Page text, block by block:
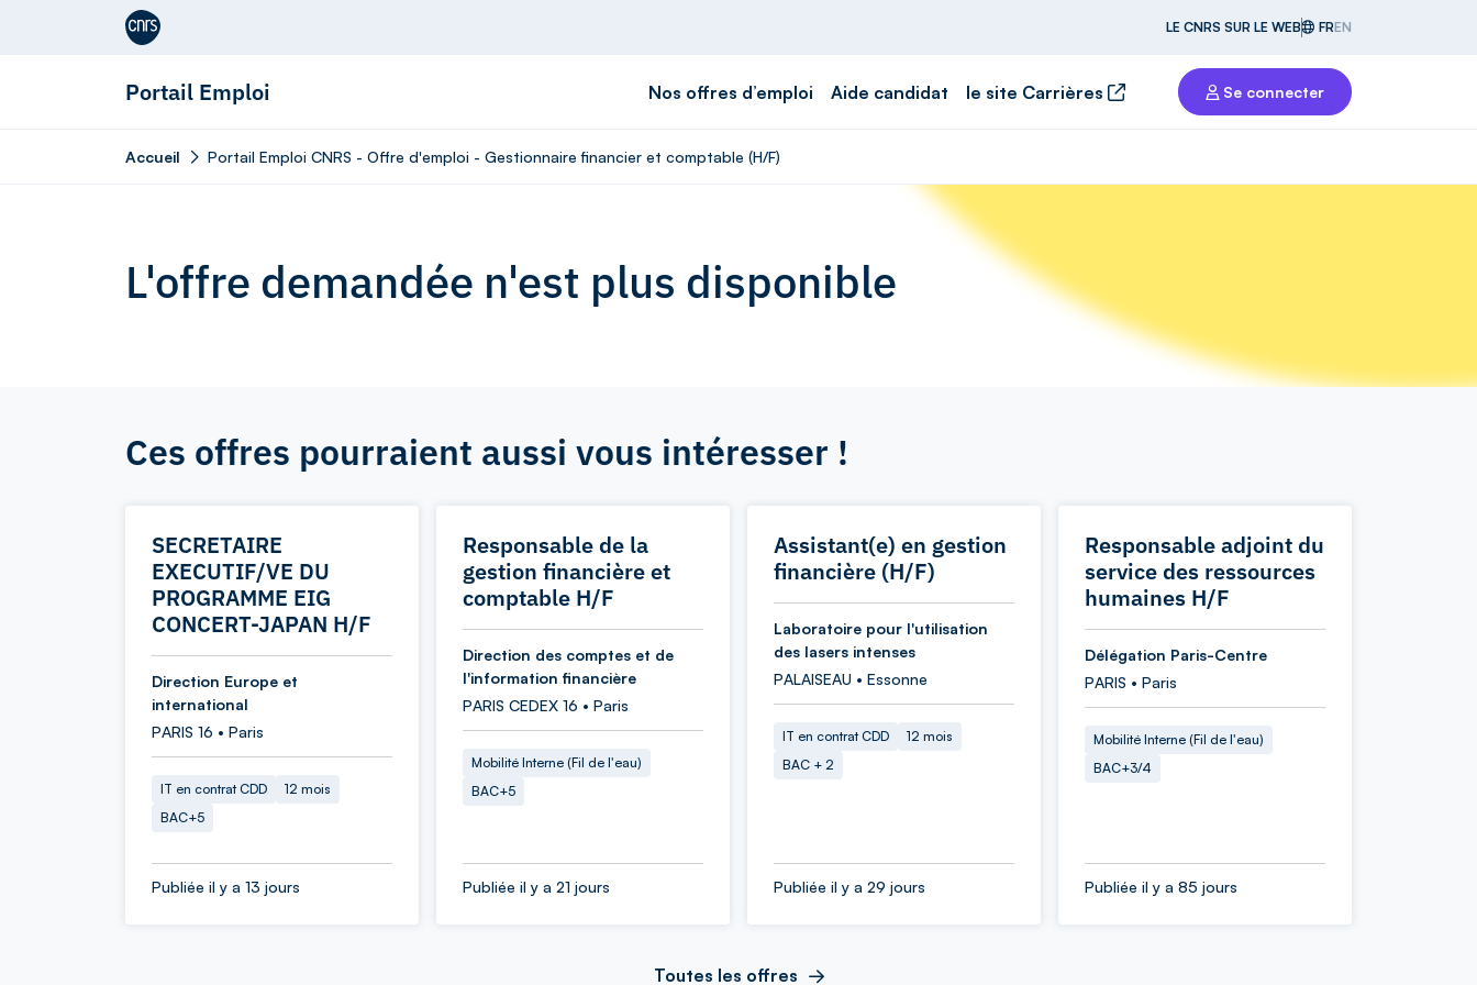
Aller au contenu
LE CNRS SUR LE WEB FREN
Portail Emploi Nos offres d’emploi Aide candidat le site Carrières Se connecter
Accueil Portail Emploi CNRS - Offre d'emploi - Gestionnaire financier et comptable (H/F)
L'offre demandée n'est plus disponible
Ces offres pourraient aussi vous intéresser !
SECRETAIRE
EXECUTIF/VE DU
PROGRAMME EIG
CONCERT-JAPAN H/F
Direction Europe et
international
PARIS 16 • Paris
IT en contrat CDD
12 mois
BAC+5
Publiée il y a 13 jours
Responsable de la
gestion financière et
comptable H/F
Direction des comptes et de
l'information financière
PARIS CEDEX 16 • Paris
Mobilité Interne (Fil de l'eau)
BAC+5
Publiée il y a 21 jours
Assistant(e) en gestion
financière (H/F)
Laboratoire pour l'utilisation
des lasers intenses
PALAISEAU • Essonne
IT en contrat CDD
12 mois
BAC + 2
Publiée il y a 29 jours
Responsable adjoint du
service des ressources
humaines H/F
Délégation Paris-Centre
PARIS • Paris
Mobilité Interne (Fil de l'eau)
BAC+3/4
Publiée il y a 85 jours
Toutes les offres